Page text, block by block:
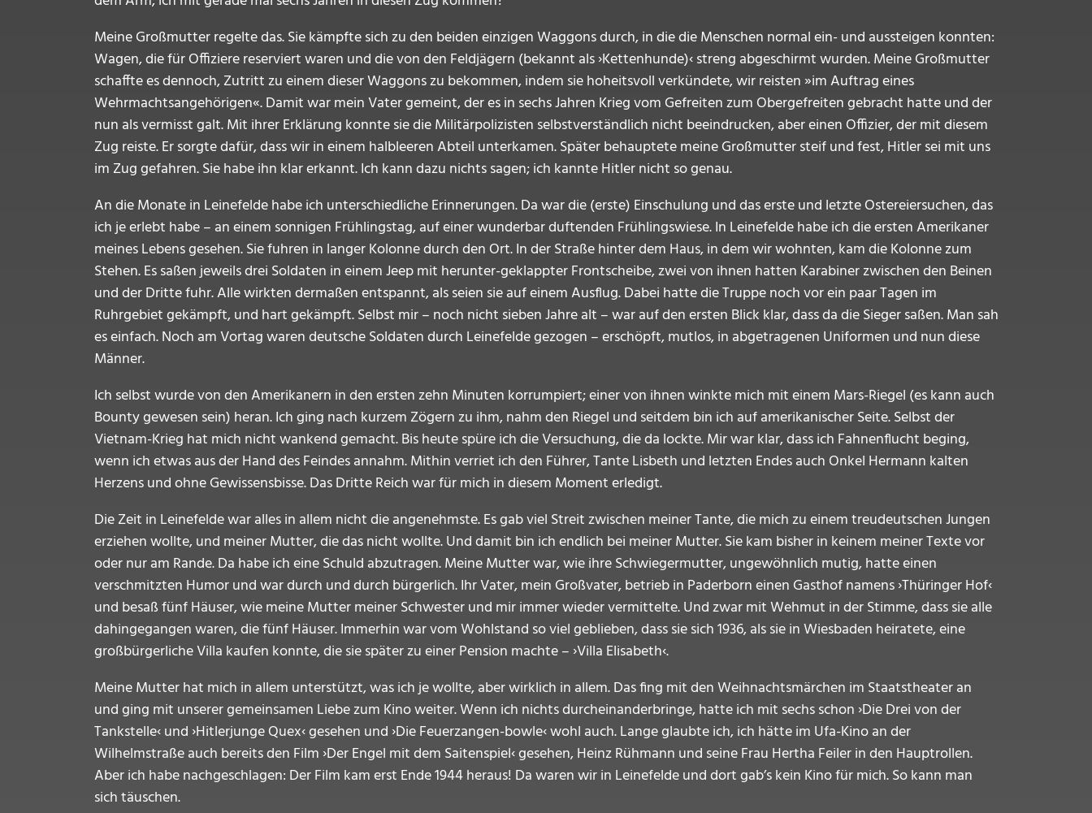
Meine Großmutter regelte das. Sie kämpfte sich zu den beiden einzigen Waggons durch, in die die Menschen normal ein- und aussteigen konnten:
Wagen, die für Offiziere reserviert waren und die von den Feldjägern (bekannt als ›Kettenhunde)‹ streng abgeschirmt wurden. Meine Großmutter
schaffte es dennoch, Zutritt zu einem dieser Waggons zu bekommen, indem sie hoheitsvoll verkündete, wir reisten »im Auftrag eines
Wehrmachtsangehörigen«. Damit war mein Vater gemeint, der es in sechs Jahren Krieg vom Gefreiten zum Obergefreiten gebracht hatte und der
nun als vermisst galt. Mit ihrer Erklärung konnte sie die Militärpolizisten selbstverständlich nicht beeindrucken, aber einen Offizier, der mit diesem
Zug reiste. Er sorgte dafür, dass wir in einem halbleeren Abteil unterkamen. Später behauptete meine Großmutter steif und fest, Hitler sei mit uns
im Zug gefahren. Sie habe ihn klar erkannt. Ich kann dazu nichts sagen; ich kannte Hitler nicht so genau.
An die Monate in Leinefelde habe ich unterschiedliche Erinnerungen. Da war die (erste) Einschulung und das erste und letzte Ostereiersuchen, das
ich je erlebt habe – an einem sonnigen Frühlingstag, auf einer wunderbar duftenden Frühlingswiese. In Leinefelde habe ich die ersten Amerikaner
meines Lebens gesehen. Sie fuhren in langer Kolonne durch den Ort. In der Straße hinter dem Haus, in dem wir wohnten, kam die Kolonne zum
Stehen. Es saßen jeweils drei Soldaten in einem Jeep mit herunter-geklappter Frontscheibe, zwei von ihnen hatten Karabiner zwischen den Beinen
und der Dritte fuhr. Alle wirkten dermaßen entspannt, als seien sie auf einem Ausflug. Dabei hatte die Truppe noch vor ein paar Tagen im
Ruhrgebiet gekämpft, und hart gekämpft. Selbst mir – noch nicht sieben Jahre alt – war auf den ersten Blick klar, dass da die Sieger saßen. Man sah
es einfach. Noch am Vortag waren deutsche Soldaten durch Leinefelde gezogen – erschöpft, mutlos, in abgetragenen Uniformen und nun diese
Männer.
Ich selbst wurde von den Amerikanern in den ersten zehn Minuten korrumpiert; einer von ihnen winkte mich mit einem Mars-Riegel (es kann auch
Bounty gewesen sein) heran. Ich ging nach kurzem Zögern zu ihm, nahm den Riegel und seitdem bin ich auf amerikanischer Seite. Selbst der
Vietnam-Krieg hat mich nicht wankend gemacht. Bis heute spüre ich die Versuchung, die da lockte. Mir war klar, dass ich Fahnenflucht beging,
wenn ich etwas aus der Hand des Feindes annahm. Mithin verriet ich den Führer, Tante Lisbeth und letzten Endes auch Onkel Hermann kalten
Herzens und ohne Gewissensbisse. Das Dritte Reich war für mich in diesem Moment erledigt.
Die Zeit in Leinefelde war alles in allem nicht die angenehmste. Es gab viel Streit zwischen meiner Tante, die mich zu einem treudeutschen Jungen
erziehen wollte, und meiner Mutter, die das nicht wollte. Und damit bin ich endlich bei meiner Mutter. Sie kam bisher in keinem meiner Texte vor
oder nur am Rande. Da habe ich eine Schuld abzutragen. Meine Mutter war, wie ihre Schwiegermutter, ungewöhnlich mutig, hatte einen
verschmitzten Humor und war durch und durch bürgerlich. Ihr Vater, mein Großvater, betrieb in Paderborn einen Gasthof namens ›Thüringer Hof‹
und besaß fünf Häuser, wie meine Mutter meiner Schwester und mir immer wieder vermittelte. Und zwar mit Wehmut in der Stimme, dass sie alle
dahingegangen waren, die fünf Häuser. Immerhin war vom Wohlstand so viel geblieben, dass sie sich 1936, als sie in Wiesbaden heiratete, eine
großbürgerliche Villa kaufen konnte, die sie später zu einer Pension machte – ›Villa Elisabeth‹.
Meine Mutter hat mich in allem unterstützt, was ich je wollte, aber wirklich in allem. Das fing mit den Weihnachtsmärchen im Staatstheater an
und ging mit unserer gemeinsamen Liebe zum Kino weiter. Wenn ich nichts durcheinanderbringe, hatte ich mit sechs schon ›Die Drei von der
Tankstelle‹ und ›Hitlerjunge Quex‹ gesehen und ›Die Feuerzangen-bowle‹ wohl auch. Lange glaubte ich, ich hätte im Ufa-Kino an der
Wilhelmstraße auch bereits den Film ›Der Engel mit dem Saitenspiel‹ gesehen, Heinz Rühmann und seine Frau Hertha Feiler in den Hauptrollen.
Aber ich habe nachgeschlagen: Der Film kam erst Ende 1944 heraus! Da waren wir in Leinefelde und dort gab’s kein Kino für mich. So kann man
sich täuschen.